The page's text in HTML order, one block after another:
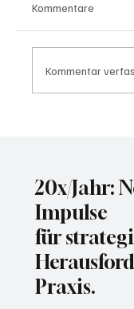
Kommentare
Kommentar
20x/Jahr:
Impulse
für
Praxis.